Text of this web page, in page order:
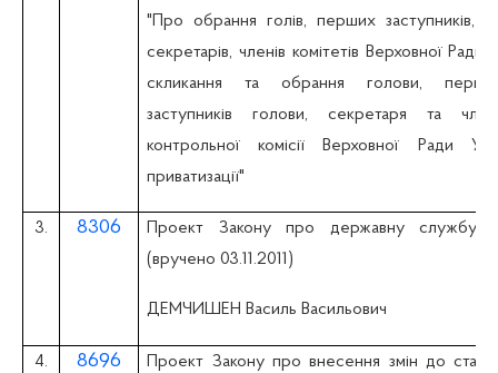
"Про обрання голів, перших заступників,
секретарів, членів комітетів Верховної Ради
скликання та обрання голови,
заступників голови, секретаря та
контрольної комісії Верховної Ради
приватизації"
3. 8306
Проект Закону про державну службу
(вручено 03.11.2011)
ДЕМЧИШЕН Василь Васильович
4. 8696
Проект Закону про внесення змін до